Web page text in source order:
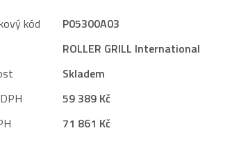
kód
P05300A03
ROLLER GRILL International
Skladem
59 389 Kč
71 861 Kč